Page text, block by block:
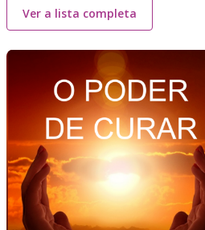
Ver a lista completa